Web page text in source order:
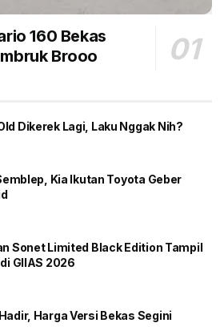
perawatan melalui
luas, serta nilai jual kembali
yang tetap stabil meski telah
tahun.
160 Bekas
Brooo
Dikerek Lagi, Laku Nggak Nih?
Kia Ikutan Toyota Geber
Sonet Limited Black Edition Tampil
GIIAS 2026
Harga Versi Bekas Segini